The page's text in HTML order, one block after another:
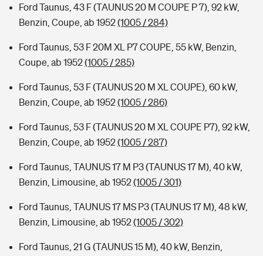
Ford Taunus, 43 F (TAUNUS 20 M COUPE P 7), 92 kW,
Benzin, Coupe, ab 1952(1005 / 284)
Ford Taunus, 53 F 20M XL P7 COUPE, 55 kW, Benzin,
Coupe, ab 1952(1005 / 285)
Ford Taunus, 53 F (TAUNUS 20 M XL COUPE), 60 kW,
Benzin, Coupe, ab 1952(1005 / 286)
Ford Taunus, 53 F (TAUNUS 20 M XL COUPE P7), 92 kW,
Benzin, Coupe, ab 1952(1005 / 287)
Ford Taunus, TAUNUS 17 M P3 (TAUNUS 17 M), 40 kW,
Benzin, Limousine, ab 1952(1005 / 301)
Ford Taunus, TAUNUS 17 MS P3 (TAUNUS 17 M), 48 kW,
Benzin, Limousine, ab 1952(1005 / 302)
Ford Taunus, 21 G (TAUNUS 15 M), 40 kW, Benzin,